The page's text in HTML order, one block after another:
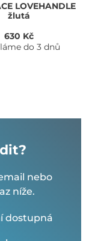
LOVEHANDLE
žlutá
630 Kč
do 3 dnů
nebo
níže.
dostupná